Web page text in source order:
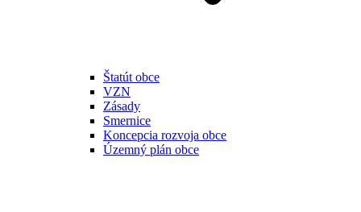
Štatút obce
VZN
Zásady
Smernice
Koncepcia rozvoja obce
Územný plán obce